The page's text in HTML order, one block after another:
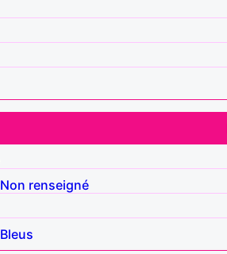
Non renseigné
Bleus